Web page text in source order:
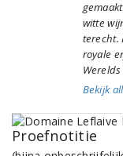
witte
terecht.
royale
Bekijk
Proefnotitie